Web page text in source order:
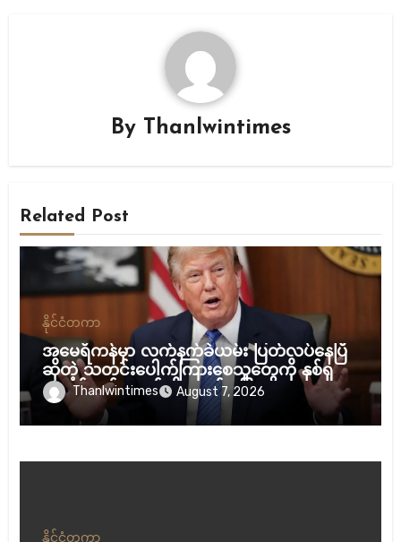
By Thanlwintimes
Related Post
နိုင်ငံတကာ
အမေရိကန်မှာ လက်နက်ခဲယမ်း ပြတ်လပ်နေပြီ
ဆိုတဲ့ သတင်းပေါက်ကြားစေသူတွေကို နှစ်ရှည်
ထောင်ဒဏ်ချမယ်လို့ ထရန့် ပြော
Thanlwintimes August 7, 2026
နိုင်ငံတကာ